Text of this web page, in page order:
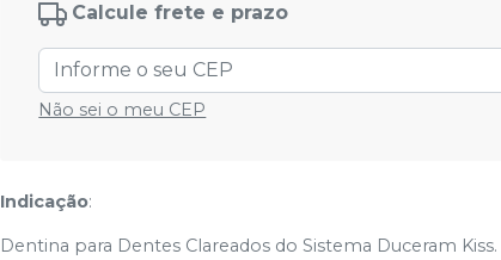
Calcule frete e prazo
Não sei o meu CEP
Indicação:
Dentina para Dentes Clareados do Sistema Duceram Kiss.